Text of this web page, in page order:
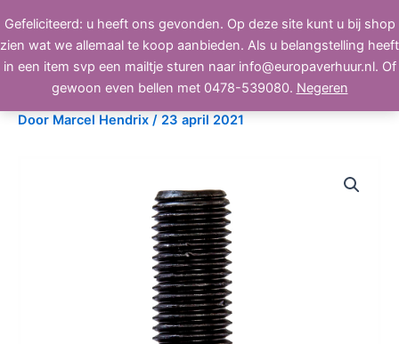
Gefeliciteerd: u heeft ons gevonden. Op deze site kunt u bij shop
zien wat we allemaal te koop aanbieden. Als u belangstelling heeft
in een item svp een mailtje sturen naar info@europaverhuur.nl. Of
gewoon even bellen met 0478-539080. Negeren
naar
de
inhoud
BEELD, GELUID, LICHT
Bout M16, 45 mm
Door Marcel Hendrix / 23 april 2021